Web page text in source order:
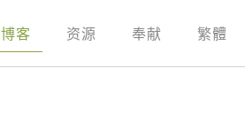
博客 资源 奉献 繁體